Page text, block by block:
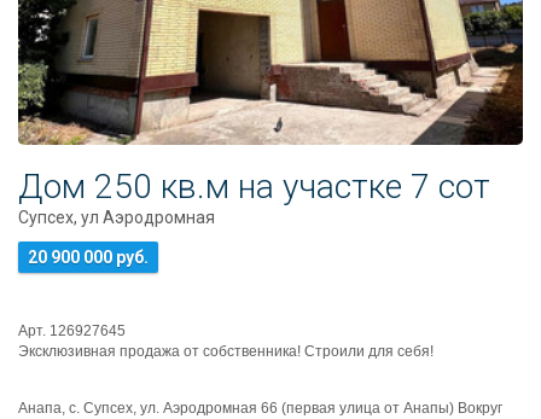
Дом 250 кв.м на участке 7 сот
Супсех, ул Аэродромная
20 900 000 руб.
Арт. 126927645
Эксклюзивная продажа от собственника! Строили для себя!
Анапа, с. Супсех, ул. Аэродромная 66 (первая улица от Анапы) Вокруг